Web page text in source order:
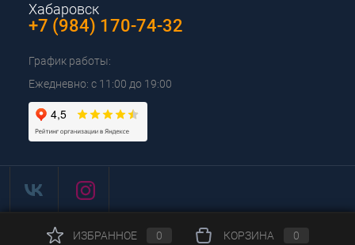
Хабаровск
+7 (984) 170-74-32
График работы:
Ежедневно: с 11:00 до 19:00
ИЗБРАННОЕ 0 КОРЗИНА 0